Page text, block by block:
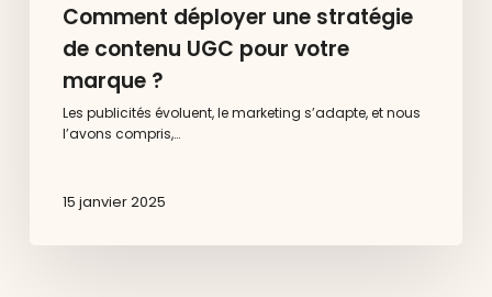
Comment déployer une stratégie
de contenu UGC pour votre
marque ?
Les publicités évoluent, le marketing s’adapte, et nous
l’avons compris,…
15 janvier 2025